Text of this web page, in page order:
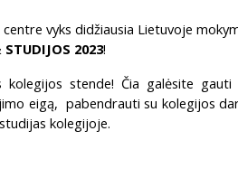
vyks didžiausia Lietuvoje
STUDIJOS 2023!
kolegijos stende! Čia galėsite gauti
eigą, pabendrauti su kolegijos
kolegijoje.